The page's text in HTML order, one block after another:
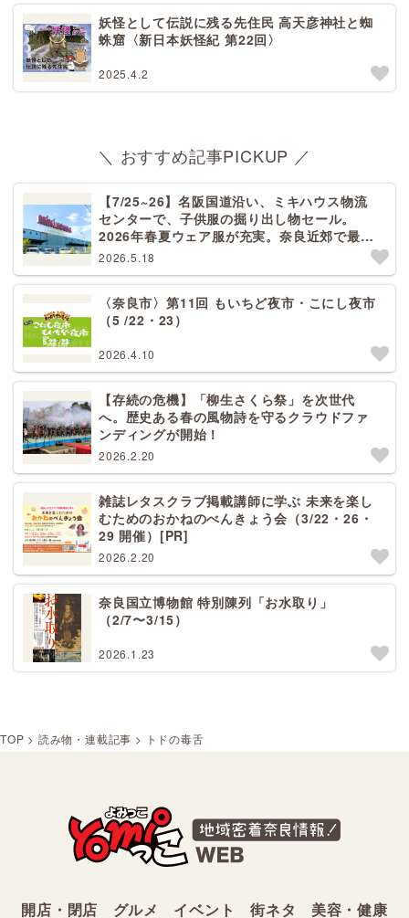
妖怪として伝説に残る先住民 高天彦神社と蜘
蛛窟〈新日本妖怪紀 第22回〉
2025.4.2
＼ おすすめ記事PICKUP ／
【7/25~26】名阪国道沿い、ミキハウス物流
センターで、子供服の掘り出し物セール。
2026年春夏ウェア服が充実。奈良近郊で最大
規模！天理から27分[PR]
2026.5.18
〈奈良市〉第11回 もいちど夜市・こにし夜市
（5 /22・23）
2026.4.10
【存続の危機】「柳生さくら祭」を次世代
へ。歴史ある春の風物詩を守るクラウドファ
ンディングが開始！
2026.2.20
雑誌レタスクラブ掲載講師に学ぶ 未来を楽し
むためのおかねのべんきょう会（3/22・26・
29 開催）[PR]
2026.2.20
奈良国立博物館 特別陳列「お水取り」
（2/7〜3/15）
2026.1.23
TOP > 読み物・連載記事 > トドの毒舌
開店・閉店 グルメ イベント 街ネタ 美容・健康